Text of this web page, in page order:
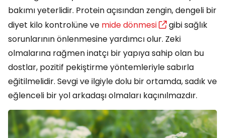
bakımı yeterlidir. Protein açısından zengin, dengeli bir
diyet kilo kontrolüne ve mide dönmesi
gibi sağlık
sorunlarının önlenmesine yardımcı olur. Zeki
olmalarına rağmen inatçı bir yapıya sahip olan bu
dostlar, pozitif pekiştirme yöntemleriyle sabırla
eğitilmelidir. Sevgi ve ilgiyle dolu bir ortamda, sadık ve
eğlenceli bir yol arkadaşı olmaları kaçınılmazdır.